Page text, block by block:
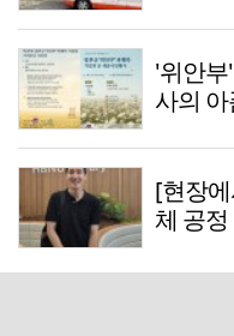
'위안
사의
[현장
체 공정